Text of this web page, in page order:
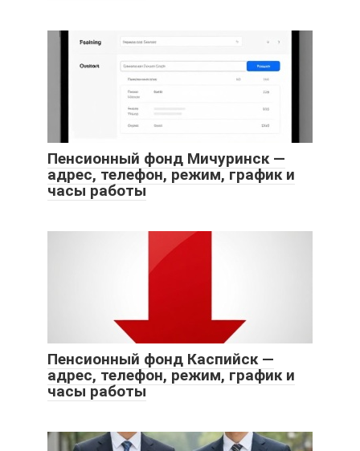
Пенсионный фонд Мичуринск —
адрес, телефон, режим, график и
часы работы
Пенсионный фонд Каспийск —
адрес, телефон, режим, график и
часы работы